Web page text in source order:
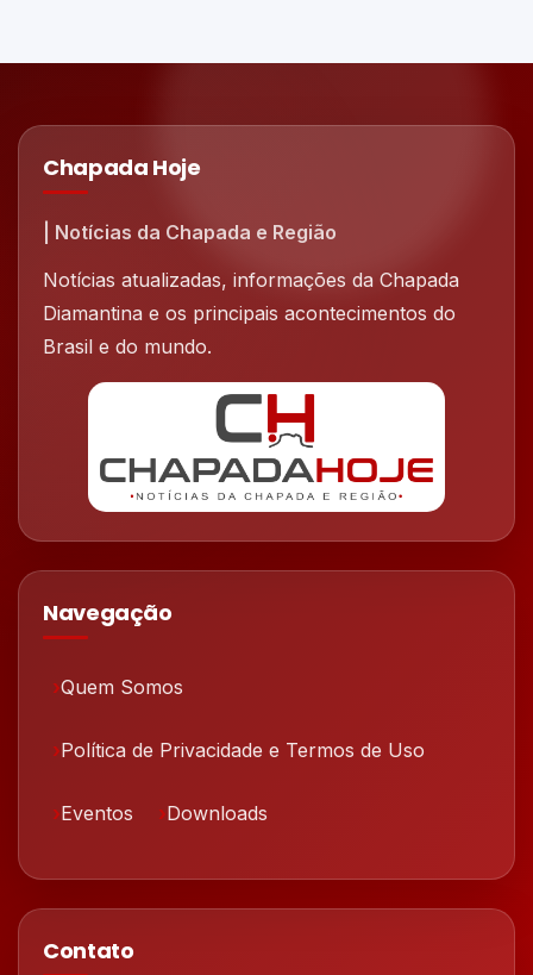
Chapada Hoje
| Notícias da Chapada e Região
Notícias atualizadas, informações da Chapada
Diamantina e os principais acontecimentos do
Brasil e do mundo.
Navegação
Quem Somos
Política de Privacidade e Termos de Uso
Eventos Downloads
Contato